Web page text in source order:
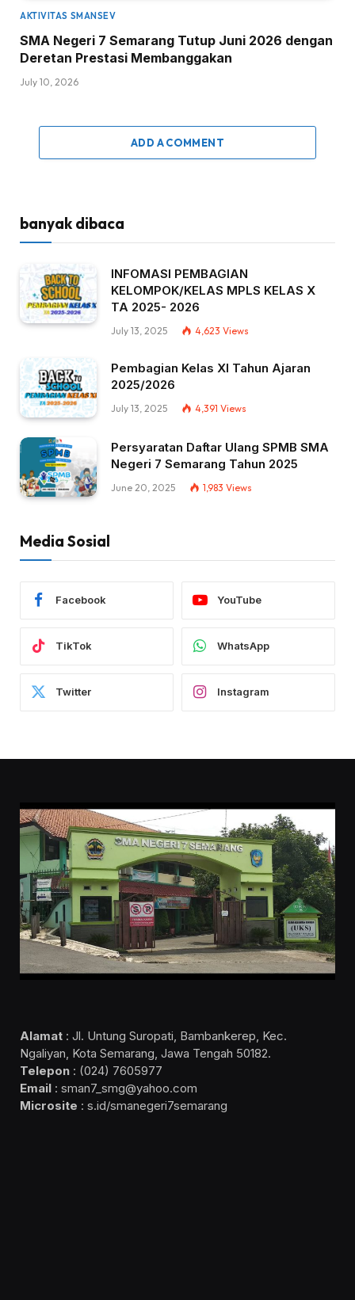
AKTIVITAS SMANSEV
SMA Negeri 7 Semarang Tutup Juni 2026 dengan
Deretan Prestasi Membanggakan
July 10, 2026
ADD A COMMENT
banyak dibaca
INFOMASI PEMBAGIAN
KELOMPOK/KELAS MPLS KELAS X
TA 2025- 2026
July 13, 2025 4,623 Views
Pembagian Kelas XI Tahun Ajaran
2025/2026
July 13, 2025 4,391 Views
Persyaratan Daftar Ulang SPMB SMA
Negeri 7 Semarang Tahun 2025
June 20, 2025 1,983 Views
Media Sosial
Facebook YouTube
TikTok WhatsApp
Twitter Instagram
Alamat : Jl. Untung Suropati, Bambankerep, Kec.
Ngaliyan, Kota Semarang, Jawa Tengah 50182.
Telepon : (024) 7605977
Email : sman7_smg@yahoo.com
Microsite : s.id/smanegeri7semarang